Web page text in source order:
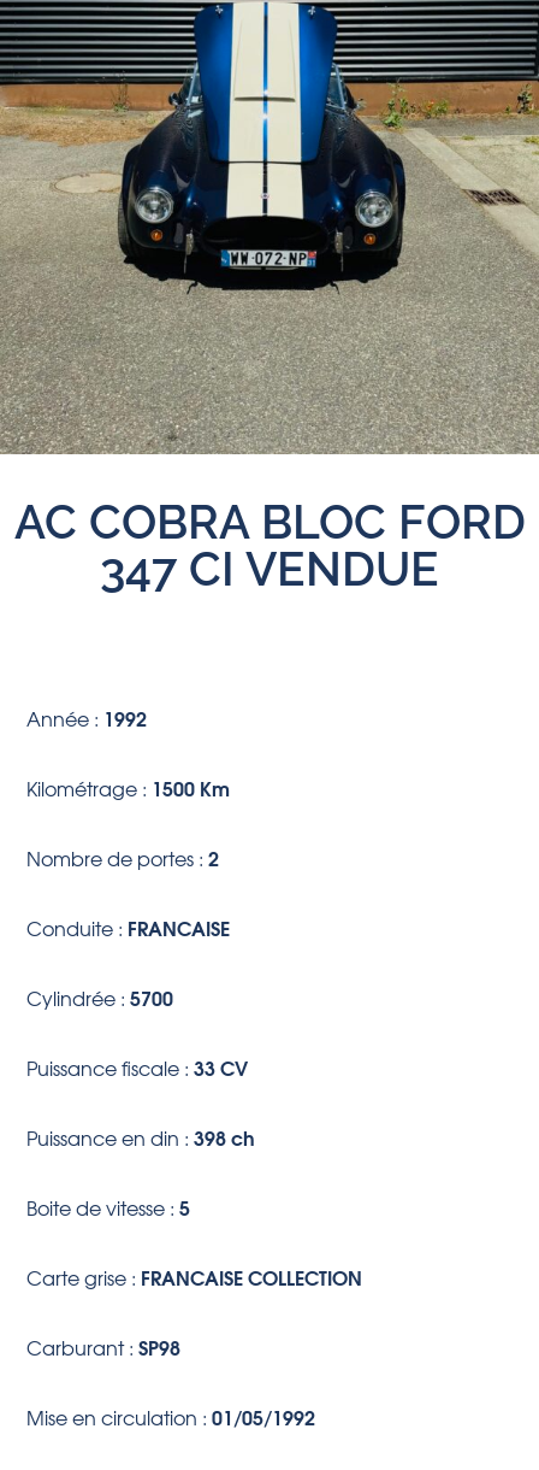
AC COBRA BLOC FORD
347 CI VENDUE
Année : 1992
Kilométrage : 1500 Km
Nombre de portes :2
Conduite : FRANCAISE
Cylindrée :5700
Puissance fiscale :33 CV
Puissance en din :398 ch
Boite de vitesse :5
Carte grise : FRANCAISE COLLECTION
Carburant :SP98
Mise en circulation :01/05/1992